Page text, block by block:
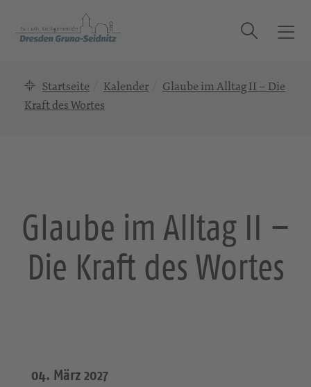
T
g
o
Suche
Startseite Kalender
Glaube im Alltag II – Die
Kraft des Wortes
Glaube im Alltag II –
Die Kraft des Wortes
04. März 2027